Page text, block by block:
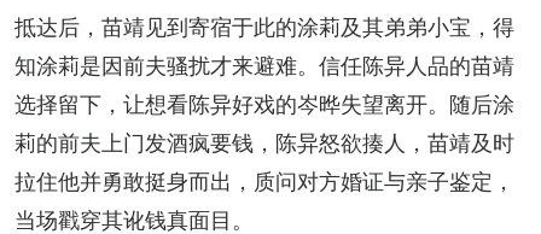
抵达后，苗靖见到寄宿于此的涂莉及其弟弟小宝，得
知涂莉是因前夫骚扰才来避难。信任陈异人品的苗靖
选择留下，让想看陈异好戏的岑晔失望离开。随后涂
莉的前夫上门发酒疯要钱，陈异怒欲揍人，苗靖及时
拉住他并勇敢挺身而出，质问对方婚证与亲子鉴定，
当场戳穿其讹钱真面目。